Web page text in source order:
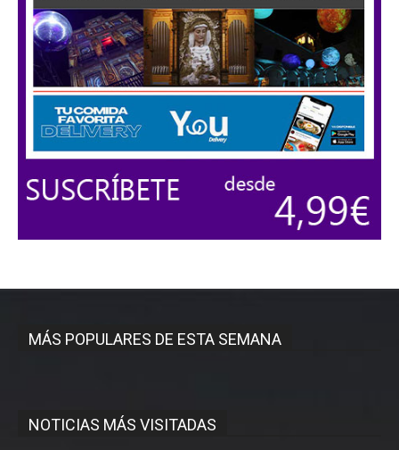
MÁS POPULARES DE ESTA SEMANA
NOTICIAS MÁS VISITADAS